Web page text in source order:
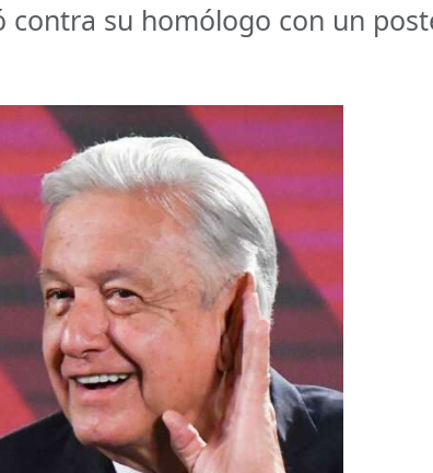
contra su homólogo con un